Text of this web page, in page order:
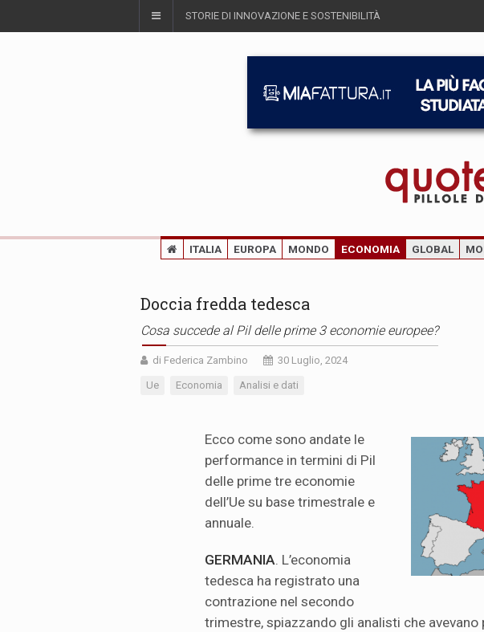
STORIE DI INNOVAZIONE E SOSTENIBILITÀ
ITALIA EUROPA MONDO ECONOMIA GLOBAL
Doccia fredda tedesca
Cosa succede al Pil delle prime 3 economie europee?
di Federica Zambino 30 Luglio, 2024
Ue Economia Analisi e dati
Ecco come sono andate le
performance in termini di Pil
delle prime tre economie
dell’Ue su base trimestrale e
annuale.
GERMANIA. L’economia
tedesca ha registrato una
contrazione nel secondo
trimestre, spiazzando gli analisti che avevano